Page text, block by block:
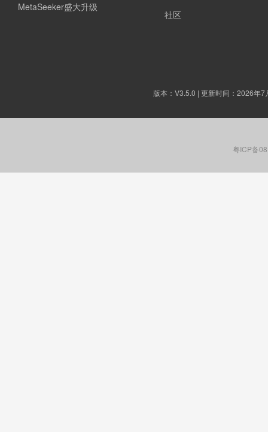
MetaSeeker盛大升级
社区
版本： V3.5.0 | 更新时间：2026年
粤ICP备